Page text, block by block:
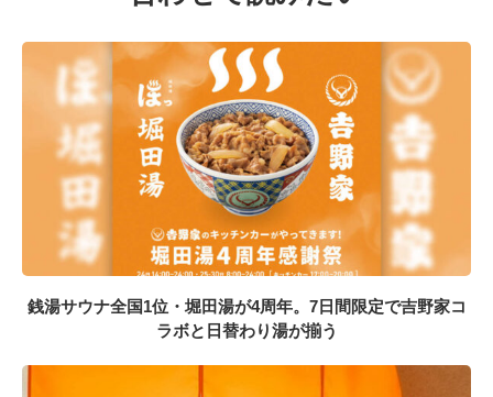
銭湯サウナ全国1位・堀田湯が4周年。7日間限定で吉野家コ
ラボと日替わり湯が揃う